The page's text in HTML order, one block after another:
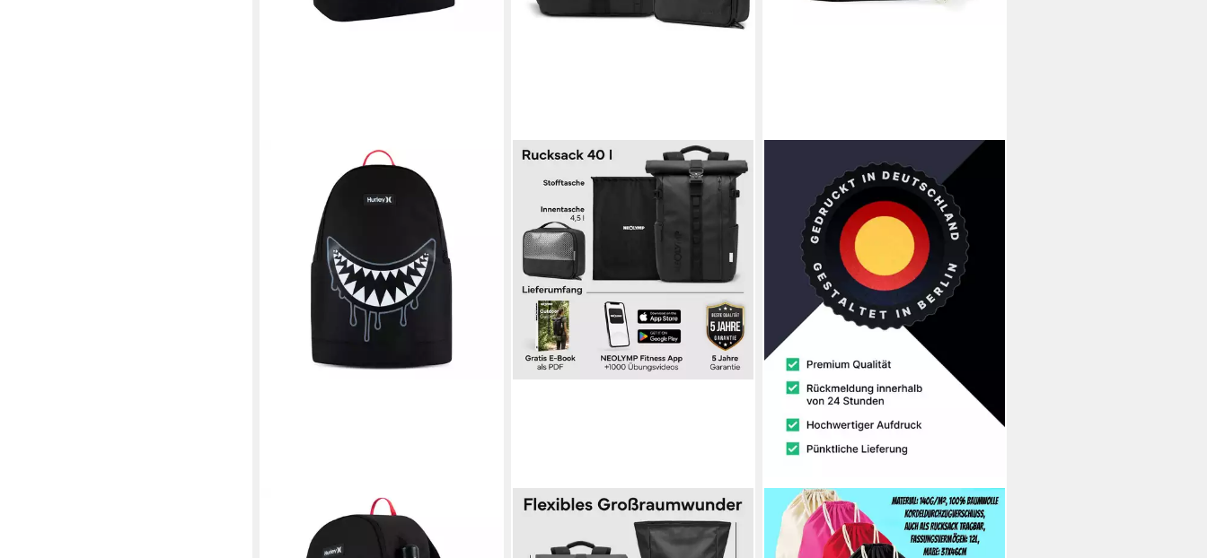
Rucksack HRLA HURLEY GFX
BACKPACK
NEOLYMP
Rucksack Wasserdichter Rolltop
Backpack, Laptopfach, Wet Case &
BLONDIE & BROWNIE
Turnbeutel aus Baumwolle Mario
Faut Retro Konsole Gaming